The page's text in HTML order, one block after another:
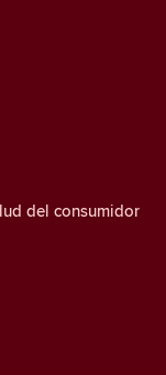
del consumidor